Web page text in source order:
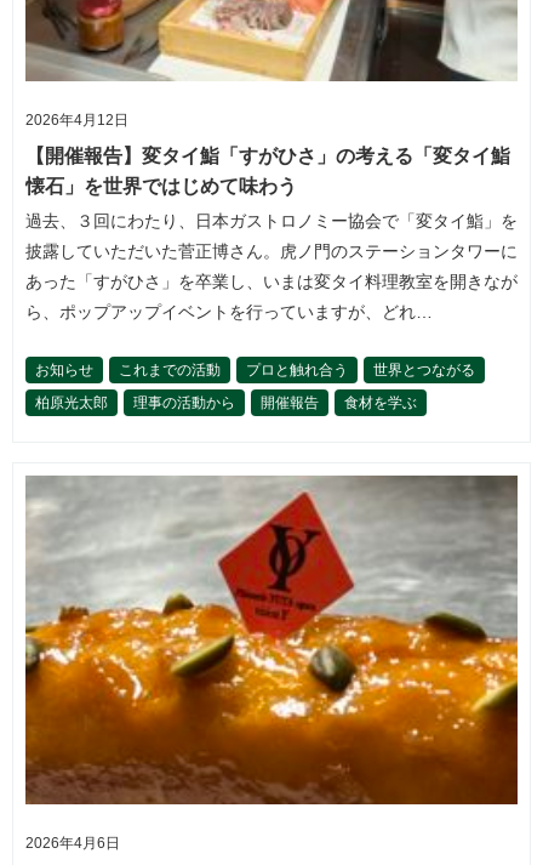
2026年4月12日
【開催報告】変タイ鮨「すがひさ」の考える「変タイ鮨
懐石」を世界ではじめて味わう
過去、３回にわたり、日本ガストロノミー協会で「変タイ鮨」を
披露していただいた菅正博さん。虎ノ門のステーションタワーに
あった「すがひさ」を卒業し、いまは変タイ料理教室を開きなが
ら、ポップアップイベントを行っていますが、どれ…
お知らせ これまでの活動 プロと触れ合う
世界とつながる
柏原光太郎
理事の活動から 開催報告 食材を学ぶ
2026年4月6日